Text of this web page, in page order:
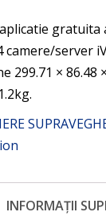
camere/server
299.71 × 86.48
INFORMAȚII